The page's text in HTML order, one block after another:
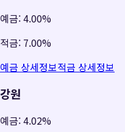
예금:4.00%
적금: 7.00%
예금 상세정보적금 상세정보
강원
예금:4.02%